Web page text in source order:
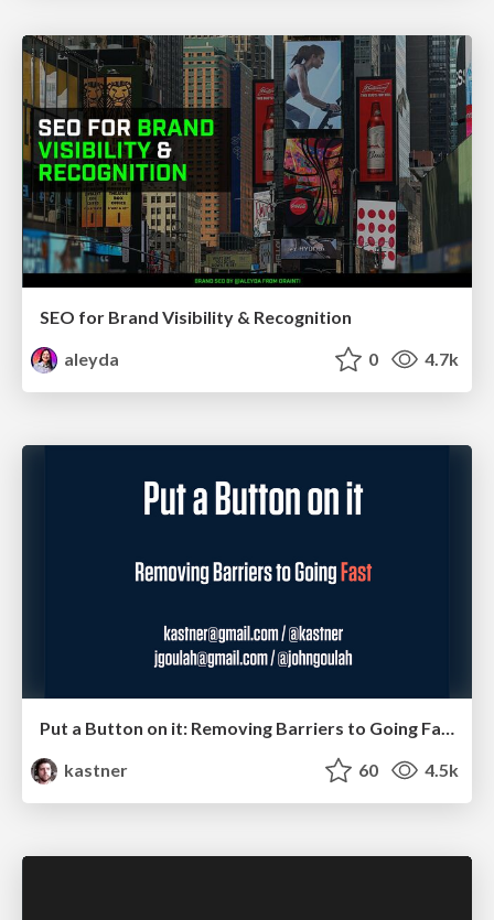
SEO for Brand Visibility & Recognition
aleyda
0 4.7k
Put a Button on it: Removing Barriers to Going Fast.
kastner
60 4.5k